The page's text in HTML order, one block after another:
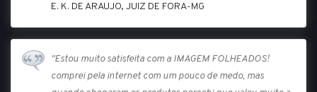
E. K. DE ARAUJO, JUIZ DE FORA-MG
"Estou muito satisfeita com a IMAGEM FOLHEADOS!
comprei pela internet com um pouco de medo, mas